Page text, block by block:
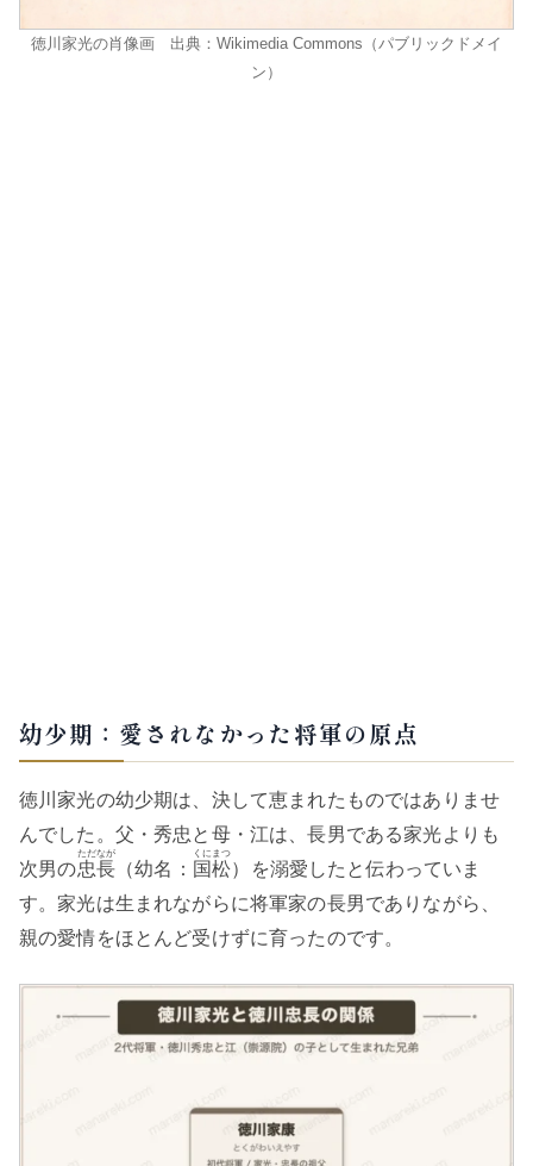
徳川家光の肖像画 出典：Wikimedia Commons（パブリックドメイ
ン）
幼少期：愛されなかった将軍の原点
徳川家光の幼少期は、決して恵まれたものではありませ
んでした。父・秀忠と母・江は、長男である家光よりも
次男の忠長
ただなが
（幼名： 国松
くにまつ
）を溺愛したと伝わっていま
す。家光は生まれながらに将軍家の長男でありながら、
親の愛情をほとんど受けずに育ったのです。